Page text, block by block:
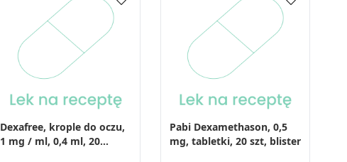
Dexafree, krople do oczu,
1 mg / ml, 0,4 ml, 20
Pabi Dexamethason, 0,5
mg, tabletki, 20 szt, blister